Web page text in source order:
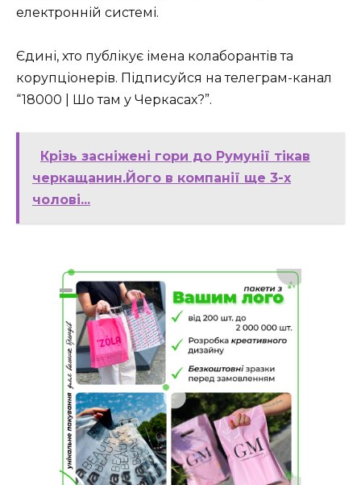
електронній системі.
Єдині, хто публікує імена колаборантів та
корупціонерів. Підписуйся на телеграм-канал
“18000 | Шо там у Черкасах?”.
Крізь засніжені гори до Румунії тікав
черкащанин.Його в компанії ще 3-х
чолові...